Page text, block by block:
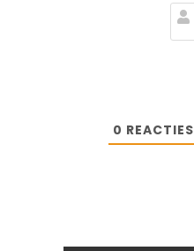
0 REACTIES